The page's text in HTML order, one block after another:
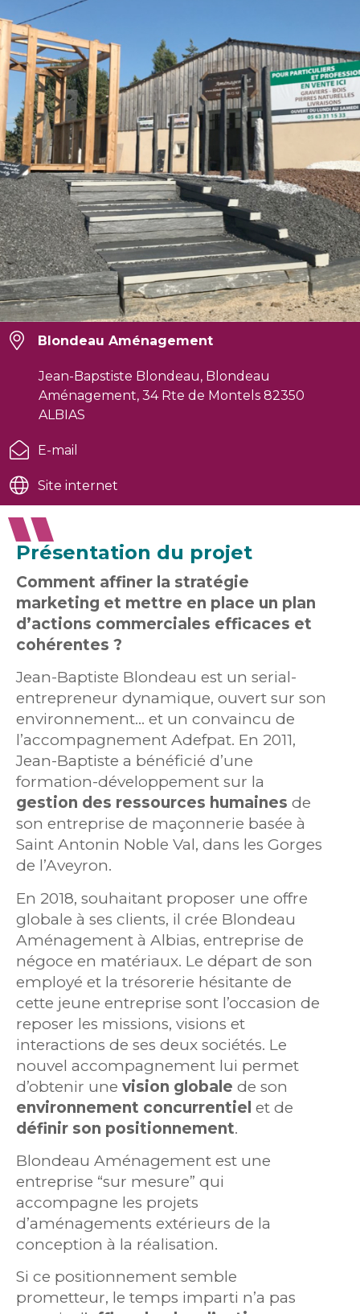
Blondeau Aménagement
Jean-Bapstiste Blondeau, Blondeau
Aménagement, 34 Rte de Montels 82350
ALBIAS
E-mail
Site internet
Présentation du projet
Comment affiner la stratégie
marketing et mettre en place un plan
d’actions commerciales efficaces et
cohérentes ?
Jean-Baptiste Blondeau est un serial-
entrepreneur dynamique, ouvert sur son
environnement… et un convaincu de
l’accompagnement Adefpat. En 2011,
Jean-Baptiste a bénéficié d’une
formation-développement sur la
gestion des ressources humaines de
son entreprise de maçonnerie basée à
Saint Antonin Noble Val, dans les Gorges
de l’Aveyron.
En 2018, souhaitant proposer une offre
globale à ses clients, il crée Blondeau
Aménagement à Albias, entreprise de
négoce en matériaux. Le départ de son
employé et la trésorerie hésitante de
cette jeune entreprise sont l’occasion de
reposer les missions, visions et
interactions de ses deux sociétés. Le
nouvel accompagnement lui permet
d’obtenir une vision globale de son
environnement concurrentiel et de
définir son positionnement.
Blondeau Aménagement est une
entreprise “sur mesure” qui
accompagne les projets
d’aménagements extérieurs de la
conception à la réalisation.
Si ce positionnement semble
prometteur, le temps imparti n’a pas